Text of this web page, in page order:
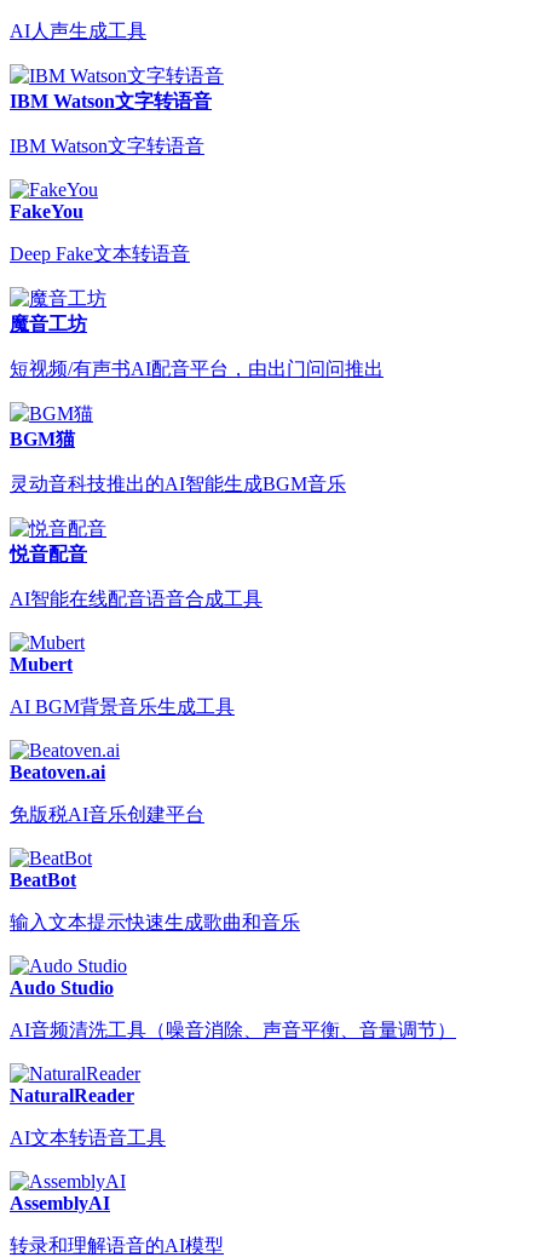
AI人声生成工具
IBM Watson文字转语音
IBM Watson文字转语音
FakeYou
Deep Fake文本转语音
魔音工坊
短视频/有声书AI配音平台，由出门问问推出
BGM猫
灵动音科技推出的AI智能生成BGM音乐
悦音配音
AI智能在线配音语音合成工具
Mubert
AI BGM背景音乐生成工具
Beatoven.ai
免版税AI音乐创建平台
BeatBot
输入文本提示快速生成歌曲和音乐
Audo Studio
AI音频清洗工具（噪音消除、声音平衡、音量调节）
NaturalReader
AI文本转语音工具
AssemblyAI
转录和理解语音的AI模型